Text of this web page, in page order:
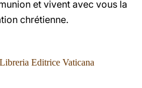
et vivent avec vous la
chrétienne.
Editrice Vaticana